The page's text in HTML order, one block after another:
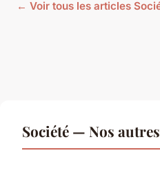
← Voir tous les articles
Société — Nos